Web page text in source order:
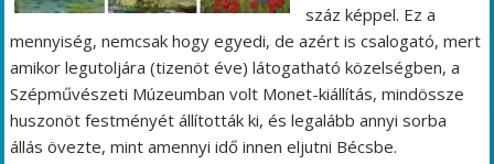
száz képpel. Ez a
mennyiség, nemcsak hogy egyedi, de azért is csalogató, mert
amikor legutoljára (tizenöt éve) látogatható közelségben, a
Szépművészeti Múzeumban volt Monet-kiállítás, mindössze
huszonöt festményét állították ki, és legalább annyi sorba
állás övezte, mint amennyi idő innen eljutni Bécsbe.